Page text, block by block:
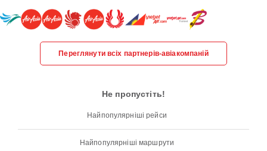
Переглянути всіх партнерів-авіакомпаній
Не пропустіть!
Найпопулярніші рейси
Найпопулярніші маршрути